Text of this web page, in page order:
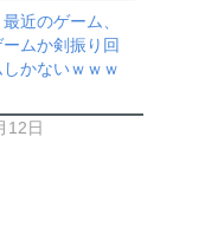
最近のゲーム、
ムか剣振り回
かないｗｗｗ
12日